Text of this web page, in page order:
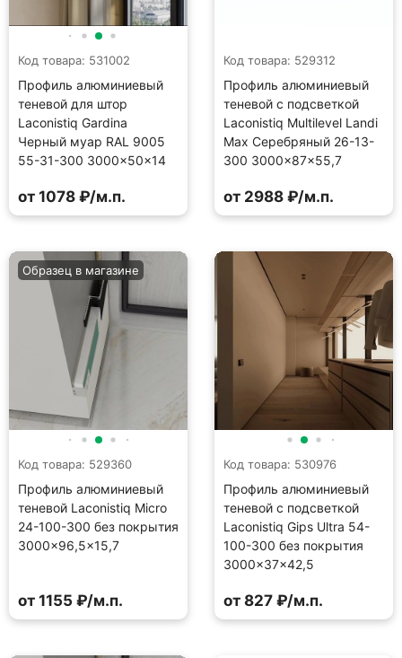
Код товара: 531002
Профиль алюминиевый
теневой для штор
Laconistiq Gardina
Черный муар RAL 9005
55-31-300 3000×50×14
от 1078 ₽/м.п.
Код товара: 529312
Профиль алюминиевый
теневой с подсветкой
Laconistiq Multilevel Landi
Max Серебряный 26-13-
300 3000×87×55,7
от 2988 ₽/м.п.
Код товара: 529360
Профиль алюминиевый
теневой Laconistiq Micro
24-100-300 без покрытия
3000×96,5×15,7
Образец в магазине
от 1155 ₽/м.п.
Код товара: 530976
Профиль алюминиевый
теневой с подсветкой
Laconistiq Gips Ultra 54-
100-300 без покрытия
3000×37×42,5
от 827 ₽/м.п.